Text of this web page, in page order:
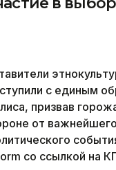
с единым
призвав
от важнейшего
со ссылкой на